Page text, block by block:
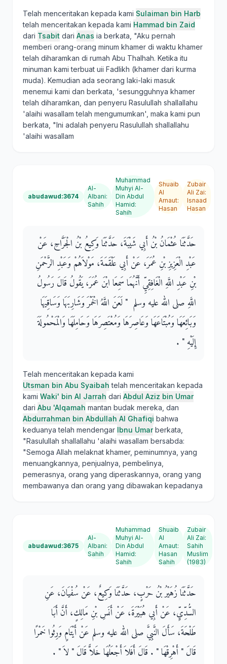
Telah menceritakan kepada kami Sulaiman bin Harb
telah menceritakan kepada kami Hammad bin Zaid
dari Tsabit dari Anas ia berkata, "Aku pernah
memberi orang-orang minum khamer di waktu khamer
telah diharamkan di rumah Abu Thalhah. Ketika itu
minuman kami terbuat uii Fadlikh (khamer dari kurma
muda). Kemudian ada seorang laki-laki masuk
menemui kami dan berkata, 'sesungguhnya khamer
telah diharamkan, dan penyeru Rasulullah shallallahu
'alaihi wasallam telah mengumumkan', maka kami pun
berkata, "Ini adalah penyeru Rasulullah shallallahu
'alaihi wasallam
abudawud:3674
Al-
Albani:
Sahih
Muhammad
Muhyi Al-
Din Abdul
Hamid:
Sahih
Shuaib
Al
Arnaut:
Hasan
Zubair
Ali Zai:
Isnaad
Hasan
حَدَّثَنَا عُثْمَانُ بْنُ أَبِي شَيْبَةَ، حَدَّثَنَا وَكِيعُ بْنُ الْجَرَّاحِ، عَنْ
عَبْدِ الْعَزِيزِ بْنِ عُمَرَ، عَنْ أَبِي عَلْقَمَةَ، مَوْلاَهُمْ وَعَبْدِ الرَّحْمَنِ
بْنِ عَبْدِ اللَّهِ الْغَافِقِيِّ أَنَّهُمَا سَمِعَا ابْنَ عُمَرَ، يَقُولُ قَالَ رَسُولُ
اللَّهِ صلى الله عليه وسلم ‏ "‏ لَعَنَ اللَّهُ الْخَمْرَ وَشَارِبَهَا وَسَاقِيَهَا
وَبَائِعَهَا وَمُبْتَاعَهَا وَعَاصِرَهَا وَمُعْتَصِرَهَا وَحَامِلَهَا وَالْمَحْمُولَةَ
إِلَيْهِ ‏"‏ ‏.‏
Telah menceritakan kepada kami
Utsman bin Abu Syaibah telah menceritakan kepada
kami Waki' bin Al Jarrah dari Abdul Aziz bin Umar
dari Abu 'Alqamah mantan budak mereka, dan
Abdurrahman bin Abdullah Al Ghafiqi bahwa
keduanya telah mendengar Ibnu Umarberkata,
"Rasulullah shallallahu 'alaihi wasallam bersabda:
"Semoga Allah melaknat khamer, peminumnya, yang
menuangkannya, penjualnya, pembelinya,
pemerasnya, orang yang diperaskannya, orang yang
membawanya dan orang yang dibawakan kepadanya
abudawud:3675
Al-
Albani:
Sahih
Muhammad
Muhyi Al-
Din Abdul
Hamid:
Sahih
Shuaib
Al
Arnaut:
Hasan
Sahih
Zubair
Ali Zai:
Sahih
Muslim
(1983)
حَدَّثَنَا زُهَيْرُ بْنُ حَرْبٍ، حَدَّثَنَا وَكِيعٌ، عَنْ سُفْيَانَ، عَنِ
السُّدِّيِّ، عَنْ أَبِي هُبَيْرَةَ، عَنْ أَنَسِ بْنِ مَالِكٍ، أَنَّ أَبَا
طَلْحَةَ، سَأَلَ النَّبِيَّ صلى الله عليه وسلم عَنْ أَيْتَامٍ وَرِثُوا خَمْرًا
قَالَ ‏"‏ أَهْرِقْهَا ‏"‏ ‏.‏ قَالَ أَفَلاَ أَجْعَلُهَا خَلاًّ قَالَ ‏"‏ لاَ ‏"‏ ‏.‏